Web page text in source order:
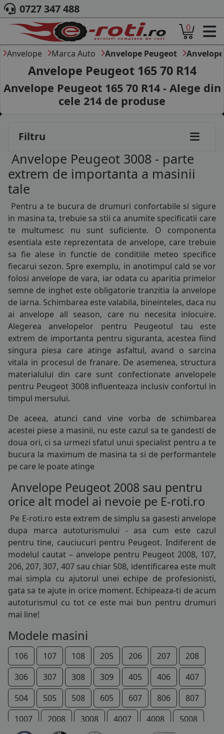
ACASA
DESPRE NOI
ANVELOPE
AUTO
CAMION
MOTO
MARCA AUTO
BLOG
CONT
CONTACT
COS (0 PRODUSE
0727 347 488
0
Anvelope Marca Auto Anvelope Peugeot Anvelope
Anvelope Peugeot 165 70 R14
Anvelope Peugeot 165 70 R14 - Alege din
cele 214 de produse
Filtru
Anvelope Peugeot 3008 - parte
extrem de importanta a masinii
tale
Pentru a te bucura de drumuri confortabile si sigure
in masina ta, trebuie sa stii ca anumite specificatii care
te multumesc nu sunt suficiente. O componenta
esentiala este reprezentata de anvelope, care trebuie
sa fie alese in functie de conditiile meteo specifice
fiecarui sezon. Spre exemplu, in anotimpul cald se vor
folosi anvelope de vara, iar odata cu aparitia primelor
semne de inghet este obligatorie tranzitia la anvelope
de iarna. Schimbarea este valabila, bineinteles, daca nu
ai anvelope all season, care nu necesita inlocuire.
Alegerea anvelopelor pentru Peugeotul tau este
extrem de importanta pentru siguranta, acestea fiind
singura piesa care atinge asfaltul, avand o sarcina
vitala in procesul de franare. De asemenea, structura
materialului din care sunt confectionate anvelopele
pentru Peugeot 3008 influenteaza inclusiv confortul in
timpul mersului.
De aceea, atunci cand vine vorba de schimbarea
acestei piese a masinii, nu este cazul sa te gandesti de
doua ori, ci sa urmezi sfatul unui specialist pentru a te
bucura la maximum de masina ta si de performantele
pe care le poate atinge
Anvelope Peugeot 2008 sau pentru
orice alt model ai nevoie pe E-roti.ro
Pe E-roti.ro este extrem de simplu sa gasesti anvelope
dupa marca autoturismului - asa cum este cazul
pentru tine, cauciucuri pentru Peugeot. Indiferent de
modelul cautat – anvelope pentru Peugeot 2008, 107,
206, 207, 307, 407 sau chiar 508, identificarea este mult
mai simpla cu ajutorul unei echipe de profesionisti,
gata sa te ajute in orice moment. Echipeaza-ti de acum
autoturismul cu tot ce este mai bun pentru drumuri
mai line!
Modele masini
106 107 108 205 206 207
208
306
307 308 309 405 406
407
504
505 508 605 607 806
807
1007
2008 3008 4007 4008
5008